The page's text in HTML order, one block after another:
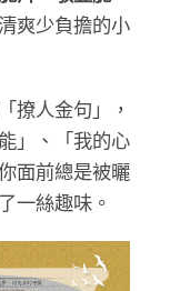
清爽少負擔的小
撩人金句」，
」、「我的心
面前總是被曬
一絲趣味。